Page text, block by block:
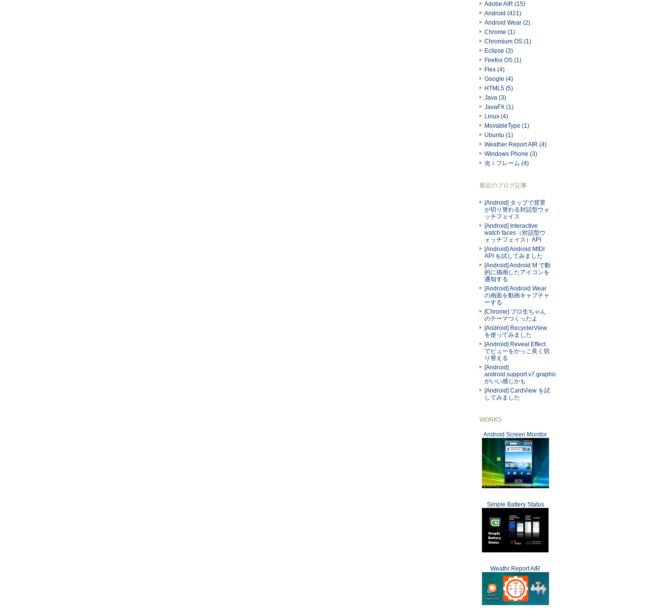
Adobe AIR (15)
Android (421)
Android Wear (2)
Chrome (1)
Chromium OS (1)
Eclipse (3)
Firefox OS (1)
Flex (4)
Google (4)
HTML5 (5)
Java (3)
JavaFX (1)
Linux (4)
MovableType (1)
Ubuntu (1)
Weather Report AIR (4)
Windows Phone (3)
光ｉフレーム (4)
最近のブログ記事
[Android] タップで背景
が切り替わる対話型ウォ
ッチフェイス
[Android] Interactive
watch faces（対話型ウ
ォッチフェイス）API
[Android] Android MIDI
API を試してみました
[Android] Android M で動
的に描画したアイコンを
通知する
[Android] Android Wear
の画面を動画キャプチャ
ーする
[Chrome] プロ生ちゃん
のテーマつくったよ
[Android] RecyclerView
を使ってみました
[Android] Reveal Effect
でビューをかっこ良く切
り替える
[Android]
android.support.v7.graphics.Palette
がいい感じかも
[Android] CardView を試
してみました
WORKS
Android Screen Monitor
Simple Battery Status
Weathr Report AIR